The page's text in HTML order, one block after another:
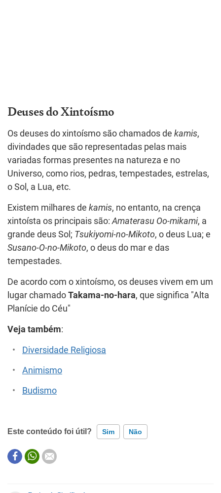
Deuses do Xintoísmo
Os deuses do xintoísmo são chamados de kamis,
divindades que são representadas pelas mais
variadas formas presentes na natureza e no
Universo, como rios, pedras, tempestades, estrelas,
o Sol, a Lua, etc.
Existem milhares de kamis, no entanto, na crença
xintoísta os principais são:Amaterasu Oo-mikami, a
grande deus Sol; Tsukiyomi-no-Mikoto, o deus Lua; e
Susano-O-no-Mikoto, o deus do mar e das
tempestades.
De acordo com o xintoísmo, os deuses vivem em um
lugar chamado Takama-no-hara, que significa "Alta
Planície do Céu"
Veja também:
Diversidade Religiosa
Animismo
Budismo
Este conteúdo foi útil? Sim Não
Este conteúdo não tem a informação que procuro